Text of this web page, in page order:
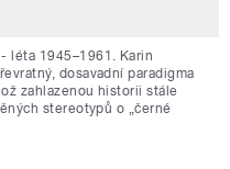
léta 1945–1961. Karin
dosavadní paradigma
zahlazenou historii stále
stereotypů o „černé